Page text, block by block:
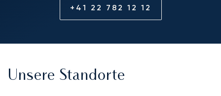
+41 22 782 12 12
Unsere Standorte